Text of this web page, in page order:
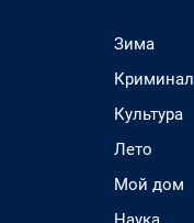
Зима
Криминал
Культура
Лето
Мой дом